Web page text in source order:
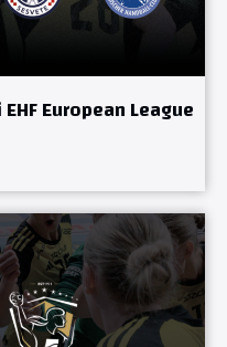
European League